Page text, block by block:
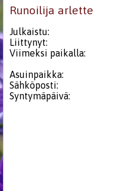
Runoilija arlette
Julkaistu:
Liittynyt:
Viimeksi paikalla:
Asuinpaikka:
Sähköposti:
Syntymäpäivä: